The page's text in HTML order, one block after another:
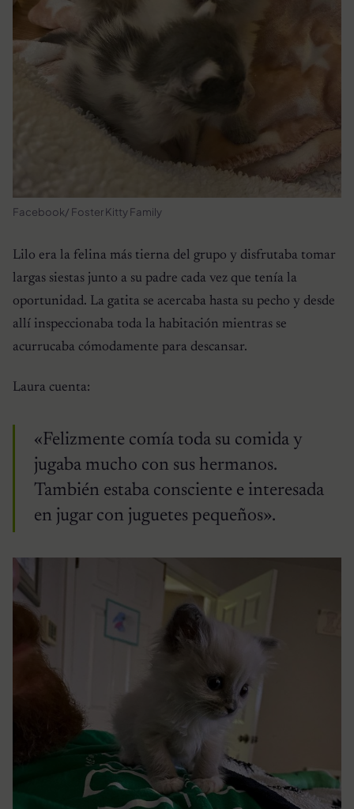
Facebook/ Foster Kitty Family
Lilo era la felina más tierna del grupo y disfrutaba tomar
largas siestas junto a su padre cada vez que tenía la
oportunidad. La gatita se acercaba hasta su pecho y desde
allí inspeccionaba toda la habitación mientras se
acurrucaba cómodamente para descansar.
Laura cuenta:
«Felizmente comía toda su comida y
jugaba mucho con sus hermanos.
También estaba consciente e interesada
en jugar con juguetes pequeños».